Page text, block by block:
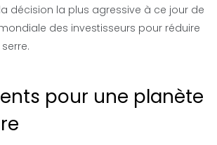
décision la plus agressive à ce jour de
des investisseurs pour réduire
pour une planète